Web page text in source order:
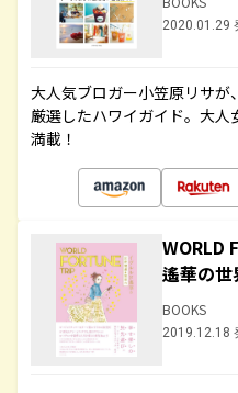
2020.01.29
大人気ブロガー小笠原リサ
厳選したハワイガイド。大人
満載！
WORLD
遙華の
BOOKS
2019.12.18